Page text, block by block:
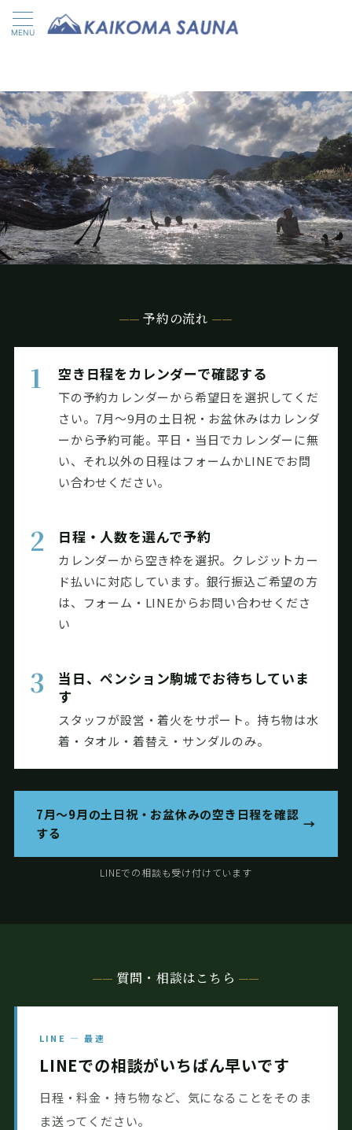
MENU
問い合わせ・申し込み
予約の流れ
1 空き日程をカレンダーで確認する
下の予約カレンダーから希望日を選択してくだ
さい。7月〜9月の土日祝・お盆休みはカレンダ
ーから予約可能。平日・当日でカレンダーに無
い、それ以外の日程はフォームかLINEでお問
い合わせください。
2 日程・人数を選んで予約
カレンダーから空き枠を選択。クレジットカー
ド払いに対応しています。銀行振込ご希望の方
は、フォーム・LINEからお問い合わせくださ
い
3
当日、ペンション駒城でお待ちしていま
す
スタッフが設営・着火をサポート。持ち物は水
着・タオル・着替え・サンダルのみ。
7月〜9月の土日祝・お盆休みの空き日程を確認
する
LINEでの相談も受け付けています
質問・相談はこちら
LINE — 最速
LINEでの相談がいちばん早いです
日程・料金・持ち物など、気になることをそのま
ま送ってください。